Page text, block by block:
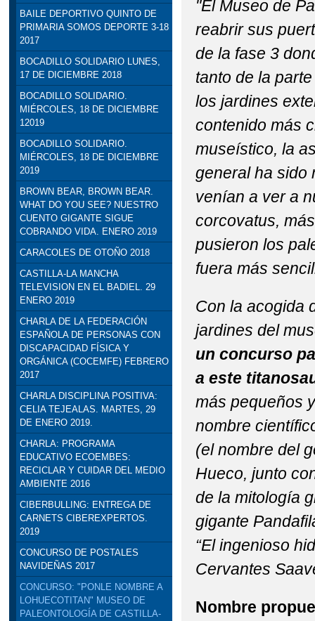
BAILE DEPORTIVO QUINTO DE
PRIMARIA SOMOS DEPORTE 3-18
2017
BOCADILLO SOLIDARIO LUNES,
17 DE DICIEMBRE 2018
BOCADILLO SOLIDARIO.
MIÉRCOLES, 18 DE DICIEMBRE
12019
BOCADILLO SOLIDARIO.
MIÉRCOLES, 18 DE DICIEMBRE
2019
BROWN BEAR, BROWN BEAR.
WHAT DO YOU SEE? NUESTRO
CUENTO GIGANTE SIGUE
COBRANDO VIDA. ENERO 2019
CARACOLES DE OTOÑO 2018
CASTILLA-LA MANCHA
TELEVISION EN EL BADIEL. 29
ENERO 2019
CHARLA DE LA FEDERACIÓN
ESPAÑOLA DE PERSONAS CON
DISCAPACIDAD FÍSICA Y
ORGÁNICA (COCEMFE) FEBRERO
2017
CHARLA DISCIPLINA POSITIVA:
CELIA TEJEALAS. MARTES, 29
DE ENERO 2019.
CHARLA: PROGRAMA
EDUCATIVO ECOEMBES:
RECICLAR Y CUIDAR DEL MEDIO
AMBIENTE 2016
CIBERBULLING: ENTREGA DE
CARNETS CIBEREXPERTOS.
2019
CONCURSO DE POSTALES
NAVIDEÑAS 2017
CONCURSO: "PONLE NOMBRE A
LOHUECOTITAN" MUSEO DE
PALEONTOLOGÍA DE CASTILLA-
"El Museo de
reabrir sus
de la fase 3
tanto de la
los jardines
contenido más
museístico, la
general ha sido
venían a ver a
corcovatus,
pusieron los
fuera más
Con la acogida
jardines del
un concurso
a este
más pequeños
nombre
(el nombre del
Hueco, junto
de la mitología
gigante
“El ingenioso
Cervantes
Nombre